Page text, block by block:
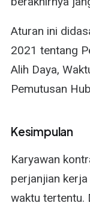
Aturan ini
2021 tentang
Alih Daya,
Pemutusan
Kesimpulan
Karyawan
perjanjian
waktu tertentu.